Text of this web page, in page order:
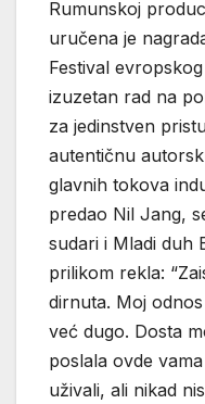
Rumunskoj
uručena je
Festival
izuzetan rad na
za jedinstven
autentičnu
glavnih tokova
predao Nil Jang,
sudari i Mladi duh
prilikom rekla:
dirnuta. Moj
već dugo. Dosta
poslala ovde
uživali, ali nikad